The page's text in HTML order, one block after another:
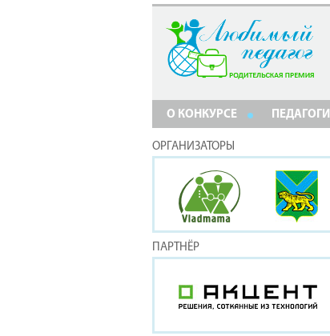
О КОНКУРСЕ ПЕДАГОГИ
ОРГАНИЗАТОРЫ
ПАРТНЁР